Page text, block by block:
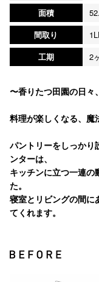
面積
間取り
工期
2
〜香りたつ田園の日々
料理が楽しくなる、魔
パントリーをしっかり
ンターは、
キッチンに立つ一連の
た。
寝室とリビングの間に
てくれます。